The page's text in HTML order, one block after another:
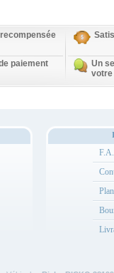
paiement
Un
votre